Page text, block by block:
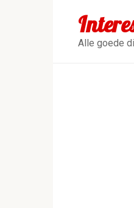
Alle goede